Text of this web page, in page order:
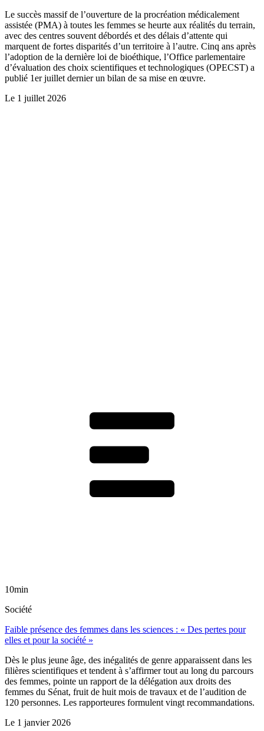
Le succès massif de l’ouverture de la procréation médicalement
assistée (PMA) à toutes les femmes se heurte aux réalités du terrain,
avec des centres souvent débordés et des délais d’attente qui
marquent de fortes disparités d’un territoire à l’autre. Cinq ans après
l’adoption de la dernière loi de bioéthique, l’Office parlementaire
d’évaluation des choix scientifiques et technologiques (OPECST) a
publié 1er juillet dernier un bilan de sa mise en œuvre.
Le 1 juillet 2026
10min
Société
Faible présence des femmes dans les sciences : « Des pertes pour
elles et pour la société »
Dès le plus jeune âge, des inégalités de genre apparaissent dans les
filières scientifiques et tendent à s’affirmer tout au long du parcours
des femmes, pointe un rapport de la délégation aux droits des
femmes du Sénat, fruit de huit mois de travaux et de l’audition de
120 personnes. Les rapporteures formulent vingt recommandations.
Le 1 janvier 2026